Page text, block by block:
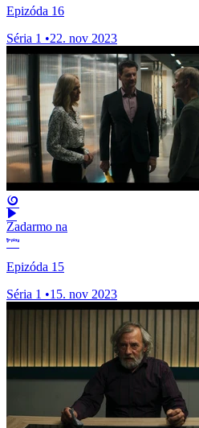
Epizóda 16
Séria 1 •22. nov 2023
Zadarmo na
Epizóda 15
Séria 1 •15. nov 2023